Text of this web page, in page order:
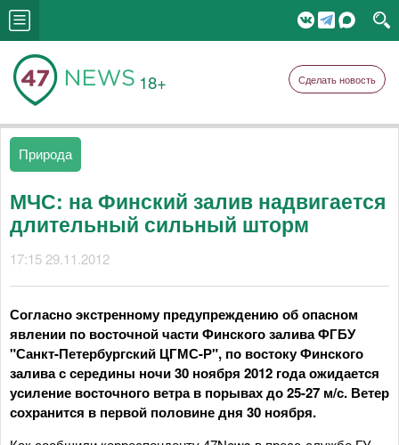
18+ Сделать новость
Природа
МЧС: на Финский залив надвигается
длительный сильный шторм
17:15 29.11.2012
Согласно экстренному предупреждению об опасном
явлении по восточной части Финского залива ФГБУ
"Санкт-Петербургский ЦГМС-Р", по востоку Финского
залива с середины ночи 30 ноября 2012 года ожидается
усиление восточного ветра в порывах до 25-27 м/с. Ветер
сохранится в первой половине дня 30 ноября.